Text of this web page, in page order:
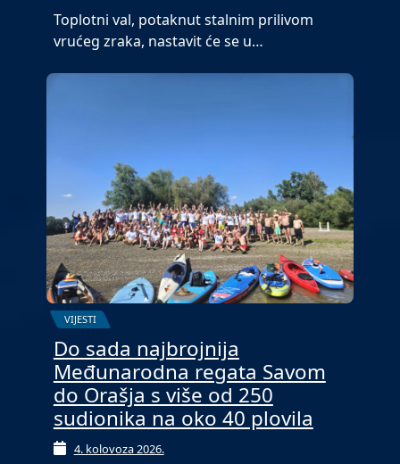
Toplotni val, potaknut stalnim prilivom
vrućeg zraka, nastavit će se u…
VIJESTI
Do sada najbrojnija
Međunarodna regata Savom
do Orašja s više od 250
sudionika na oko 40 plovila
4. kolovoza 2026.